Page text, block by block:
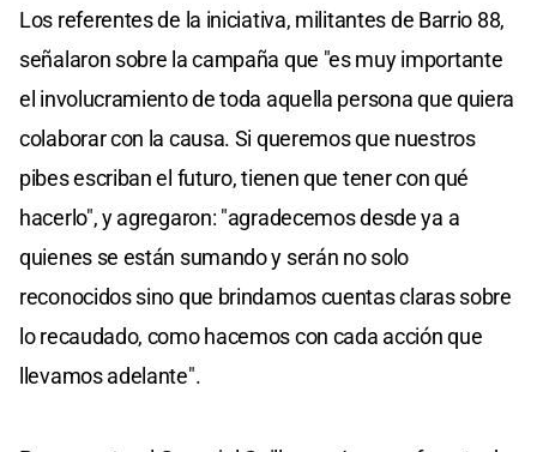
Los referentes de la iniciativa, militantes de Barrio 88,
señalaron sobre la campaña que "es muy importante
el involucramiento de toda aquella persona que quiera
colaborar con la causa. Si queremos que nuestros
pibes escriban el futuro, tienen que tener con qué
hacerlo", y agregaron: "agradecemos desde ya a
quienes se están sumando y serán no solo
reconocidos sino que brindamos cuentas claras sobre
lo recaudado, como hacemos con cada acción que
llevamos adelante".